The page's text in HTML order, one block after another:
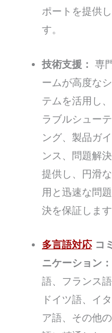
ポートを提供し
す。
技術支援：
専
ームが高度な
テムを活用し、
ラブルシュー
ング、製品ガ
ンス、問題解
提供し、円滑
用と迅速な問
決を保証します
多言語対応コ
ニケーション：
語、フランス語
ドイツ語、イ
ア語、その他